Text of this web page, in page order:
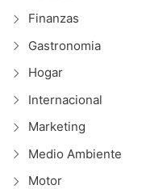
Finanzas
Gastronomia
Hogar
Internacional
Marketing
Medio Ambiente
Motor